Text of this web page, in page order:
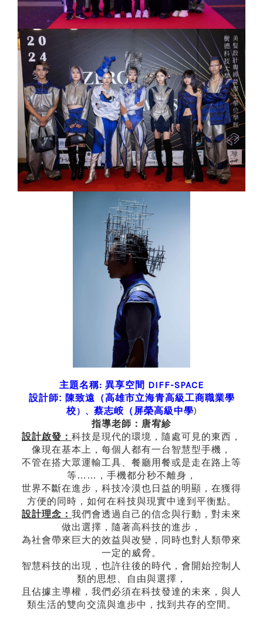
主題名稱: 異享空間 DIFF-SPACE
設計師: 陳致遠（高雄市立海青高級工商職業學
校）、 蔡志峖（屏榮高級中學)
指導老師：唐宥紾
設計啟發： 科技是現代的環境，隨處可見的東西，
像現在基本上，每個人都有一台智慧型手機，
不管在搭大眾運輸工具、餐廳用餐或是走在路上等
等……，手機都分秒不離身，
世界不斷在進步，科技冷漠也日益的明顯，在獲得
方便的同時，如何在科技與現實中達到平衡點。
設計理念： 我們會透過自己的信念與行動，對未來
做出選擇，隨著高科技的進步，
為社會帶來巨大的效益與改變，同時也對人類帶來
一定的威脅。
智慧科技的出現，也許往後的時代，會開始控制人
類的思想、自由與選擇，
且佔據主導權，我們必須在科技發達的未來，與人
類生活的雙向交流與進步中，找到共存的空間。